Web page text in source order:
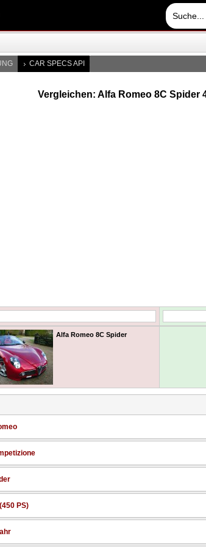
CAR SPECS API
Vergleichen: Alfa Romeo 8C Spider
Alfa Romeo 8C Spider
PS)